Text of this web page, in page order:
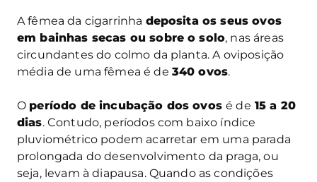
A fêmea da cigarrinha deposita os seus ovos
em bainhas secas ou sobre o solo, nas áreas
circundantes do colmo da planta. A oviposição
média de uma fêmea é de 340 ovos.
O período de incubação dos ovosé de 15 a 20
dias. Contudo, períodos com baixo índice
pluviométrico podem acarretar em uma parada
prolongada do desenvolvimento da praga, ou
seja, levam à diapausa. Quando as condições